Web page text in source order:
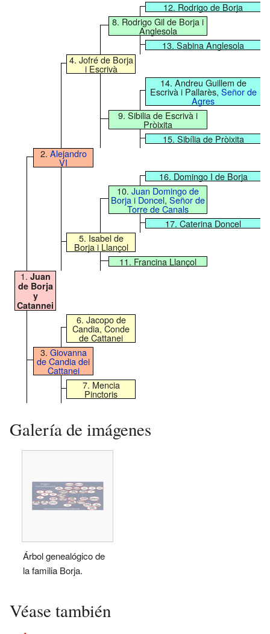
12. Rodrigo de Borja
8. Rodrigo Gil de Borja i
Anglesola
13. Sabina Anglesola
4. Jofré de Borja
i Escrivà
14. Andreu Guillem de
Escrivà i Pallarès, Señor de
Agres
9. Sibilia de Escrivà i
Pròixita
15. Sibília de Pròixita
2. Alejandro
VI
16. Domingo I de Borja
10. Juan Domingo de
Borja i Doncel, Señor de
Torre de Canals
17. Caterina Doncel
5. Isabel de
Borja i Llançol
11. Francina Llançol
1. Juan
de Borja
y
Catannei
6. Jacopo de
Candia, Conde
de Cattanei
3. Giovanna
de Candia dei
Cattanei
7. Mencia
Pinctoris
Galería de imágenes
Árbol genealógico de
la familia Borja.
Véase también